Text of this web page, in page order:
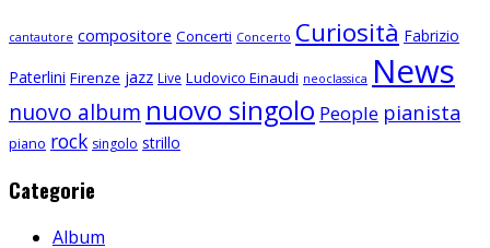
cantautore compositore Concerti Concerto Curiosità Fabrizio
Paterlini Firenze jazz Live Ludovico Einaudi neoclassica News
nuovo album nuovo singolo People pianista
piano rock singolo strillo
Categorie
Album